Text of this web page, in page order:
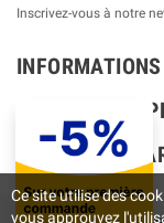
Inscrivez-vous à notre
INFORMATIONS
NOTRE
PRODUITS
Ce site utilise des
vous approuvez